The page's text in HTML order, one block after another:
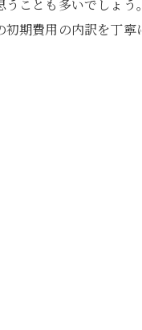
うことも多いでしょ
初期費用の内訳を丁